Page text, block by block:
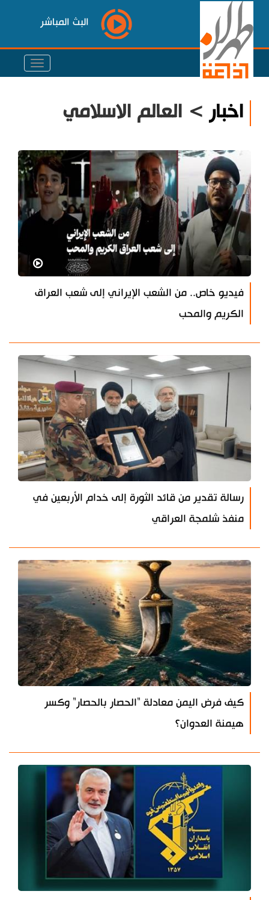
البث المباشر
اخبار > العالم الاسلامي
فيديو خاص.. من الشعب الإيراني إلى شعب العراق
الكريم والمحب
رسالة تقدير من قائد الثورة إلى خدام الأربعين في
منفذ شلمجة العراقي
كيف فرض اليمن معادلة "الحصار بالحصار" وكسر
هيمنة العدوان؟